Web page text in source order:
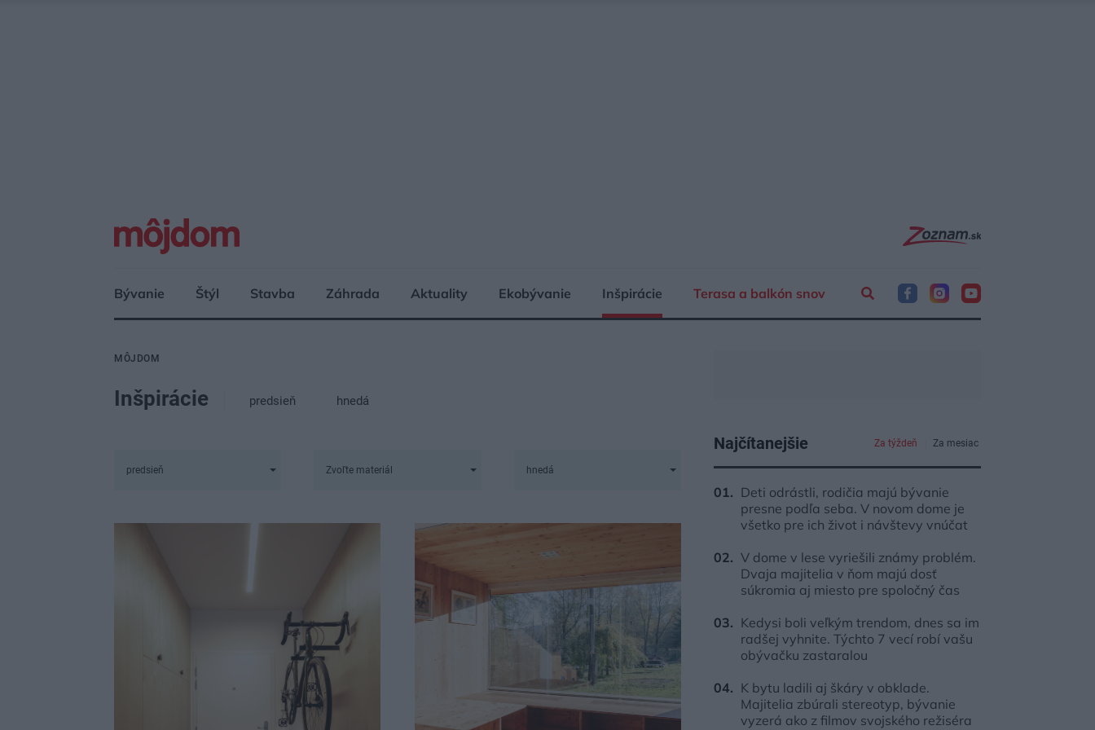
Bývanie Štýl Stavba Záhrada Aktuality Ekobývanie Inšpirácie Terasa a balkón snov
MÔJDOM
Inšpirácie predsieň hnedá
predsieň Zvoľte materiál hnedá
Najčítanejšie Za týždeň Za mesiac
Deti odrástli, rodičia majú bývanie
presne podľa seba. V novom dome je
všetko pre ich život i návštevy vnúčat
V dome v lese vyriešili známy problém.
Dvaja majitelia v ňom majú dosť
súkromia aj miesto pre spoločný čas
Kedysi boli veľkým trendom, dnes sa im
radšej vyhnite. Týchto 7 vecí robí vašu
obývačku zastaralou
K bytu ladili aj škáry v obklade.
Majitelia zbúrali stereotyp, bývanie
vyzerá ako z filmov svojského režiséra